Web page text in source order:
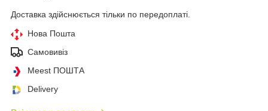
Доставка здійснюється тільки по передоплаті.
Нова Пошта
Самовивіз
Meest ПОШТА
Delivery